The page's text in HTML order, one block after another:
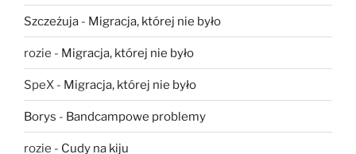
Szczeżuja - Migracja, której nie było
rozie - Migracja, której nie było
SpeX - Migracja, której nie było
Borys - Bandcampowe problemy
rozie - Cudy na kiju